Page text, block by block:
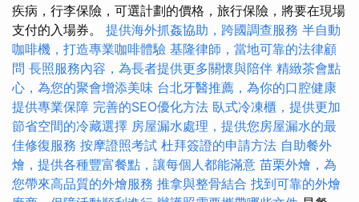
疾病，行李保險，可選計劃的價格，旅行保險，將要在現場
支付的入場券。 提供海外抓姦協助，跨國調查服務 半自動
咖啡機，打造專業咖啡體驗 基隆律師，當地可靠的法律顧
問 長照服務內容，為長者提供更多關懷與陪伴 精緻茶會點
心，為您的聚會增添美味 台北牙醫推薦，為你的口腔健康
提供專業保障 完善的SEO優化方法 臥式冷凍櫃，提供更加
節省空間的冷藏選擇 房屋漏水處理，提供您房屋漏水的最
佳修復服務 按摩證照考試 杜拜簽證的申請方法 自助餐外
燴，提供各種豐富餐點，讓每個人都能滿意 苗栗外燴，為
您帶來高品質的外燴服務 推拿與整骨結合 找到可靠的外燴